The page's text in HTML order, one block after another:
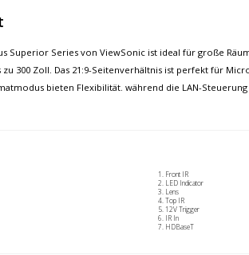
Superior Series von ViewSonic ist ideal für große
300 Zoll. Das 21:9-Seitenverhältnis ist perfekt für
bieten Flexibilität. während die LAN-
Front IR
LED Indicator
Lens
Top IR
12V Trigger
IR In
HDBaseT